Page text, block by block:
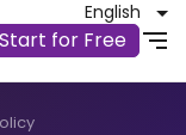
Start for Free
English